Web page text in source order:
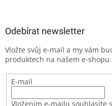
Odebírat newsletter
Vložte svůj e-mail a my vám
produktech na našem e-shopu.
E-mail
Vložením e-mailu souhlasíte